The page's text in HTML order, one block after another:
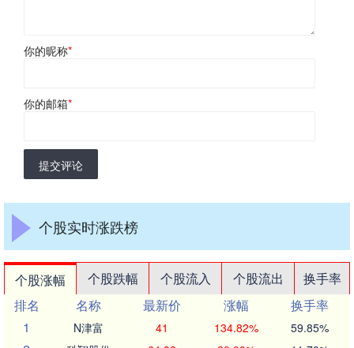
你的昵称*
你的邮箱*
提交评论
个股实时涨跌榜
个股涨幅 个股跌幅 个股流入 个股流出
换手率
排名
名称 最新价 涨幅
换手率
1
N津富 41 134.82% 59.85%